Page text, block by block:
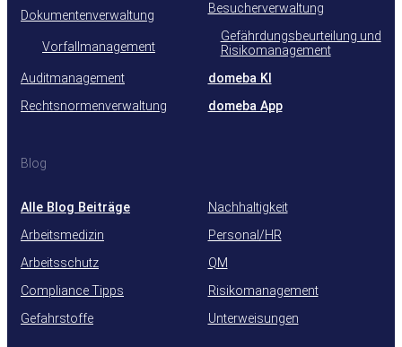
Dokumentenverwaltung
Vorfallmanagement
Auditmanagement
Rechtsnormenverwaltung
Besucherverwaltung
Gefährdungsbeurteilung und
Risikomanagement
domeba KI
domeba App
Blog
Alle Blog Beiträge
Arbeitsmedizin
Arbeitsschutz
Compliance Tipps
Gefahrstoffe
Nachhaltigkeit
Personal/HR
QM
Risikomanagement
Unterweisungen